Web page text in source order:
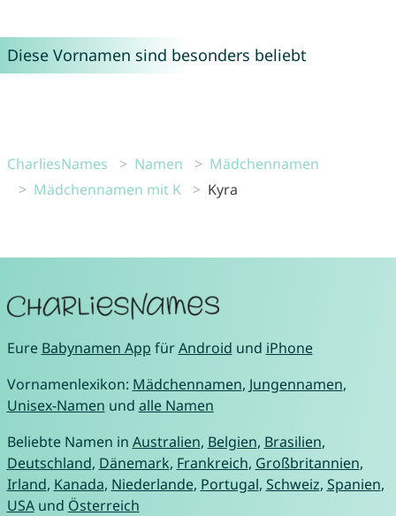
Diese Vornamen sind besonders beliebt
CharliesNames Namen
Mädchennamen
Mädchennamen mit K
Kyra
Eure Babynamen App fürAndroid und iPhone
Vornamenlexikon: Mädchennamen, Jungennamen,
Unisex-Namen und alle Namen
Beliebte Namen in Australien, Belgien, Brasilien,
Deutschland, Dänemark, Frankreich, Großbritannien,
Irland, Kanada, Niederlande, Portugal, Schweiz, Spanien,
USAund Österreich